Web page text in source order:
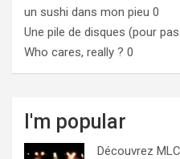
un sushi dans mon pieu 0
Une pile de disques (pour
Who cares, really ? 0
I'm popular
Découvrez